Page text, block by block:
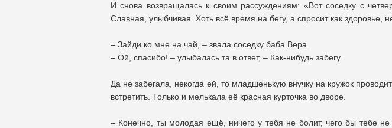
И снова возвращалась к своим рассуждениям: «Вот соседку с
Славная, улыбчивая. Хоть всё время на бегу, а спросит как здоровье,
– Зайди ко мне на чай, – звала соседку баба Вера.
– Ой, спасибо! – улыбалась та в ответ, – Как-нибудь забегу.
Да не забегала, некогда ей, то младшенькую внучку на кружок
встретить. Только и мелькала её красная курточка во дворе.
– Конечно, ты молодая ещё, ничего у тебя не болит, чего бы тебе не